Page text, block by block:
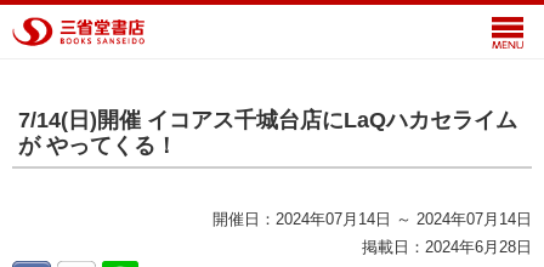
7/14(日)開催 イコアス千城台店にLaQハカセライム
が やってくる！
開催日：2024年07月14日 ～ 2024年07月14日
掲載日：2024年6月28日